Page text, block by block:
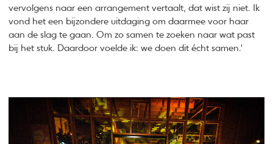
vervolgens naar een arrangement vertaalt, dat wist zij niet. Ik
vond het een bijzondere uitdaging om daarmee voor haar
aan de slag te gaan. Om zo samen te zoeken naar wat past
bij het stuk. Daardoor voelde ik: we doen dit écht samen.'